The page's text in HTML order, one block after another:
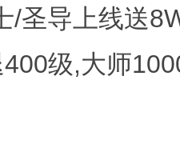
/圣导上线送
级,大师